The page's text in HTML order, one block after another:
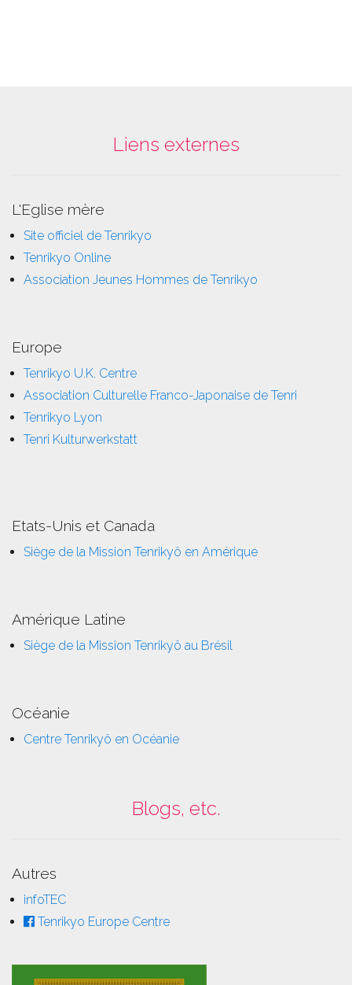
Liens externes
L'Eglise mère
Site officiel de Tenrikyo
Tenrikyo Online
Association Jeunes Hommes de Tenrikyo
Europe
Tenrikyo U.K. Centre
Association Culturelle Franco-Japonaise de Tenri
Tenrikyo Lyon
Tenri Kulturwerkstatt
Etats-Unis et Canada
Siège de la Mission Tenrikyô en Amérique
Amérique Latine
Siège de la Mission Tenrikyô au Brésil
Océanie
Centre Tenrikyô en Océanie
Blogs, etc.
Autres
infoTEC
Tenrikyo Europe Centre